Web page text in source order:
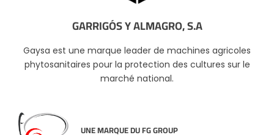
GARRIGÓS Y ALMAGRO, S.A
Gaysa est une marque leader de machines agricoles
phytosanitaires pour la protection des cultures sur le
marché national.
UNE MARQUE DU FG GROUP